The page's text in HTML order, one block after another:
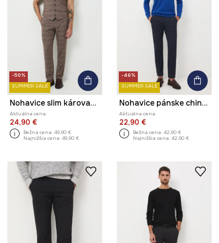
-50%
SUMMER SALE
Nohavice slim károvaný
Aktuálna cena:
24,90 €
Bežná cena: 49,90 €
Najnižšia cena: 49,90 €
-46%
SUMMER SALE
Nohavice pánske chino s jemným vzorom
Aktuálna cena:
22,90 €
Bežná cena: 42,90 €
Najnižšia cena: 42,90 €